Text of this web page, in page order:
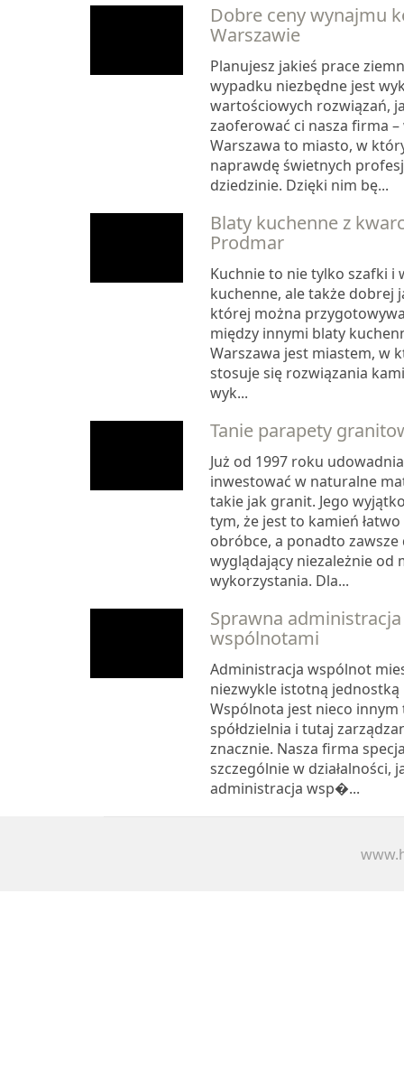
Dobre ceny wynajmu
Warszawie
Planujesz jakieś prace
wypadku niezbędne jest
wartościowych rozwiązań,
zaoferować ci nasza firma
Warszawa to miasto, w
naprawdę świetnych
dziedzinie. Dzięki nim bę...
Blaty kuchenne z
Prodmar
Kuchnie to nie tylko szafki i
kuchenne, ale także dobrej
której można
między innymi blaty
Warszawa jest miastem, w
stosuje się rozwiązania
wyk...
Tanie parapety
Już od 1997 roku
inwestować w naturalne
takie jak granit. Jego
tym, że jest to kamień
obróbce, a ponadto zawsze
wyglądający niezależnie od
wykorzystania. Dla...
Sprawna
wspólnotami
Administracja wspólnot
niezwykle istotną jednostką
Wspólnota jest nieco
spółdzielnia i tutaj
znacznie. Nasza firma
szczególnie w działalności,
administracja wsp�...